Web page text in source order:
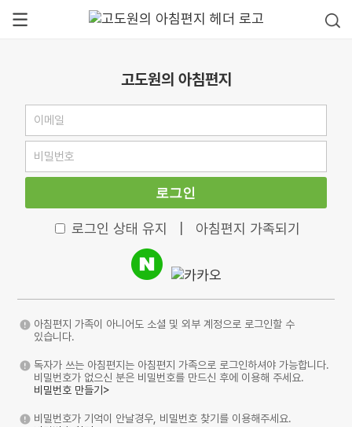
고도원의 아침편지
로그인
로그인 상태 유지 아침편지 가족되기
아침편지 가족이 아니어도 소셜 및 외부 계정으로 로그인할 수
있습니다.
독자가 쓰는 아침편지는 아침편지 가족으로 로그인하셔야 가능합니다.
비밀번호가 없으신 분은 비밀번호를 만드신 후에 이용해 주세요.
비밀번호 만들기>
비밀번호가 기억이 안날경우, 비밀번호 찾기를 이용해주세요.